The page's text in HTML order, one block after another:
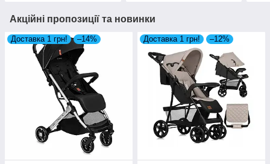
Акційні пропозиції та новинки
Доставка 1 грн! –14% Доставка 1 грн! –12%